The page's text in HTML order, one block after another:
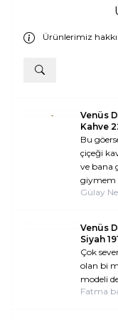
Ürünlerimiz
Venüs
Kahve
Bu
çiçeği
ve bana
giymem
Gülay
Venüs
Siyah
Çok
olan bi
modeli
Fatma